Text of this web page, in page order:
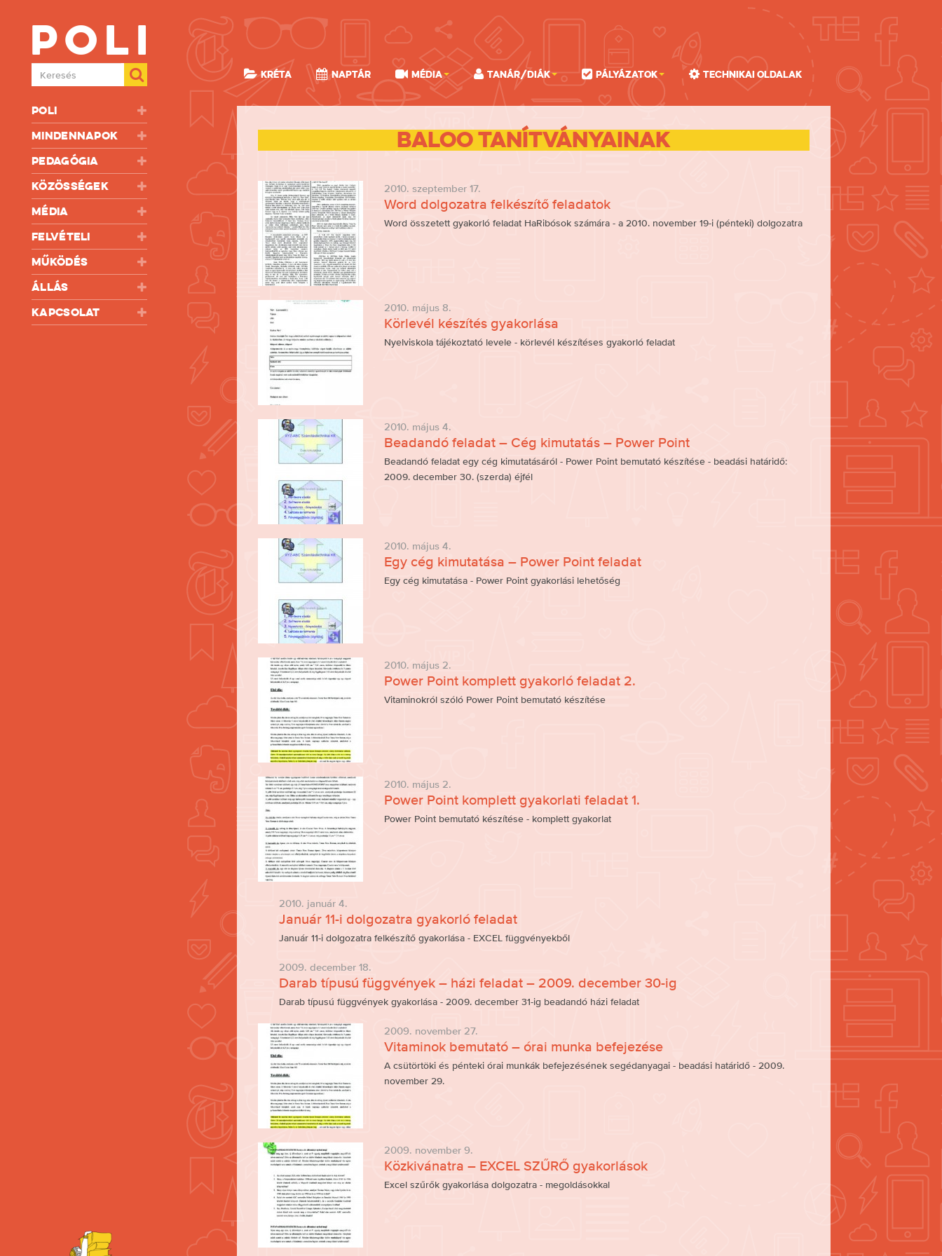
Poli
Mindennapok
Pedagógia
Közösségek
Média
Felvételi
Működés
Állás
Kapcsolat
Poli
Keresés KRÉTA Naptár Média Tanár/Diák Pályázatok Technikai oldalak
Baloo tanítványainak
2010. szeptember 17.
Word dolgozatra felkészítő feladatok
Word összetett gyakorló feladat HaRibósok számára - a 2010. november 19-i (pénteki) dolgozatra
2010. május 8.
Körlevél készítés gyakorlása
Nyelviskola tájékoztató levele - körlevél készítéses gyakorló feladat
2010. május 4.
Beadandó feladat – Cég kimutatás – Power Point
Beadandó feladat egy cég kimutatásáról - Power Point bemutató készítése - beadási határidő:
2009. december 30. (szerda) éjfél
2010. május 4.
Egy cég kimutatása – Power Point feladat
Egy cég kimutatása - Power Point gyakorlási lehetőség
2010. május 2.
Power Point komplett gyakorló feladat 2.
Vitaminokról szóló Power Point bemutató készítése
2010. május 2.
Power Point komplett gyakorlati feladat 1.
Power Point bemutató készítése - komplett gyakorlat
2010. január 4.
Január 11-i dolgozatra gyakorló feladat
Január 11-i dolgozatra felkészítő gyakorlása - EXCEL függvényekből
2009. december 18.
Darab típusú függvények – házi feladat – 2009. december 30-ig
Darab típusú függvények gyakorlása - 2009. december 31-ig beadandó házi feladat
2009. november 27.
Vitaminok bemutató – órai munka befejezése
A csütörtöki és pénteki órai munkák befejezésének segédanyagai - beadási határidő - 2009.
november 29.
2009. november 9.
Közkivánatra – EXCEL SZŰRŐ gyakorlások
Excel szűrők gyakorlása dolgozatra - megoldásokkal